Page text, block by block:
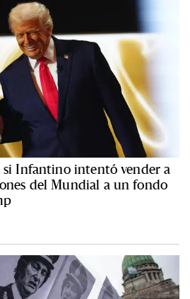
si Infantino intentó vender a
del Mundial a un fondo